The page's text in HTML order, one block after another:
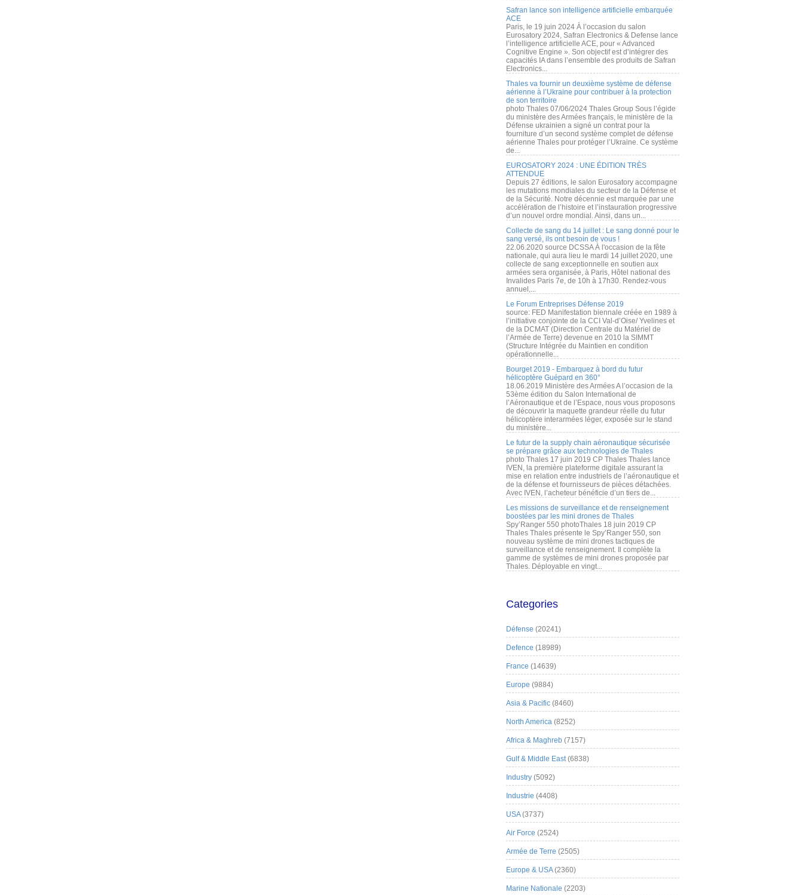
Safran lance son intelligence artificielle embarquée
ACE
Paris, le 19 juin 2024 À l’occasion du salon
Eurosatory 2024, Safran Electronics & Defense lance
l’intelligence artificielle ACE, pour « Advanced
Cognitive Engine ». Son objectif est d’intégrer des
capacités IA dans l’ensemble des produits de Safran
Electronics...
Thales va fournir un deuxième système de défense
aérienne à l’Ukraine pour contribuer à la protection
de son territoire
photo Thales 07/06/2024 Thales Group Sous l’égide
du ministère des Armées français, le ministère de la
Défense ukrainien a signé un contrat pour la
fourniture d’un second système complet de défense
aérienne Thales pour protéger l’Ukraine. Ce système
de...
EUROSATORY 2024 : UNE ÉDITION TRÈS
ATTENDUE
Depuis 27 éditions, le salon Eurosatory accompagne
les mutations mondiales du secteur de la Défense et
de la Sécurité. Notre décennie est marquée par une
accélération de l’histoire et l’instauration progressive
d’un nouvel ordre mondial. Ainsi, dans un...
Collecte de sang du 14 juillet : Le sang donné pour le
sang versé, ils ont besoin de vous !
22.06.2020 source DCSSA À l'occasion de la fête
nationale, qui aura lieu le mardi 14 juillet 2020, une
collecte de sang exceptionnelle en soutien aux
armées sera organisée, à Paris, Hôtel national des
Invalides Paris 7e, de 10h à 17h30. Rendez-vous
annuel,...
Le Forum Entreprises Défense 2019
source: FED Manifestation biennale créée en 1989 à
l’initiative conjointe de la CCI Val-d’Oise/ Yvelines et
de la DCMAT (Direction Centrale du Matériel de
l’Armée de Terre) devenue en 2010 la SIMMT
(Structure Intégrée du Maintien en condition
opérationnelle...
Bourget 2019 - Embarquez à bord du futur
hélicoptère Guépard en 360°
18.06.2019 Ministère des Armées A l’occasion de la
53ème édition du Salon International de
l’Aéronautique et de l’Espace, nous vous proposons
de découvrir la maquette grandeur réelle du futur
hélicoptère interarmées léger, exposée sur le stand
du ministère...
Le futur de la supply chain aéronautique sécurisée
se prépare grâce aux technologies de Thales
photo Thales 17 juin 2019 CP Thales Thales lance
IVEN, la première plateforme digitale assurant la
mise en relation entre industriels de l’aéronautique et
de la défense et fournisseurs de pièces détachées.
Avec IVEN, l’acheteur bénéficie d’un tiers de...
Les missions de surveillance et de renseignement
boostées par les mini drones de Thales
Spy’Ranger 550 photoThales 18 juin 2019 CP
Thales Thales présente le Spy’Ranger 550, son
nouveau système de mini drones tactiques de
surveillance et de renseignement. Il complète la
gamme de systèmes de mini drones proposée par
Thales. Déployable en vingt...
Categories
Défense (20241)
Defence (18989)
France (14639)
Europe (9884)
Asia & Pacific (8460)
North America (8252)
Africa & Maghreb (7157)
Gulf & Middle East(6838)
Industry (5092)
Industrie (4408)
USA(3737)
Air Force (2524)
Armée de Terre (2505)
Europe & USA(2360)
Marine Nationale (2203)